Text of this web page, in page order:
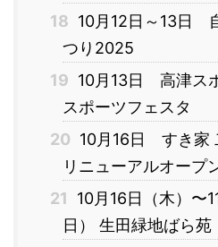
18 10月12日～13日
つり2025
19 10月13日 高津ス
スポーツフェスタ
20 10月16日 すき家
リニューアルオープ
21
10月16日（木）〜
日） 生田緑地ばら苑